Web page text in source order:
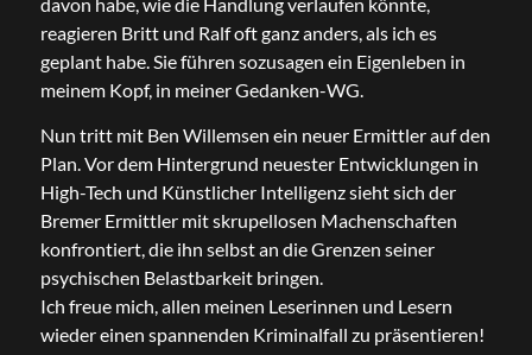
reagieren Britt und Ralf oft ganz anders, als ich es
geplant habe. Sie führen sozusagen ein Eigenleben in
meinem Kopf, in meiner Gedanken-WG.
Nun tritt mit Ben Willemsen ein neuer Ermittler auf den
Plan. Vor dem Hintergrund neuester Entwicklungen in
High-Tech und Künstlicher Intelligenz sieht sich der
Bremer Ermittler mit skrupellosen Machenschaften
konfrontiert, die ihn selbst an die Grenzen seiner
psychischen Belastbarkeit bringen.
Ich freue mich, allen meinen Leserinnen und Lesern
wieder einen spannenden Kriminalfall zu präsentieren!